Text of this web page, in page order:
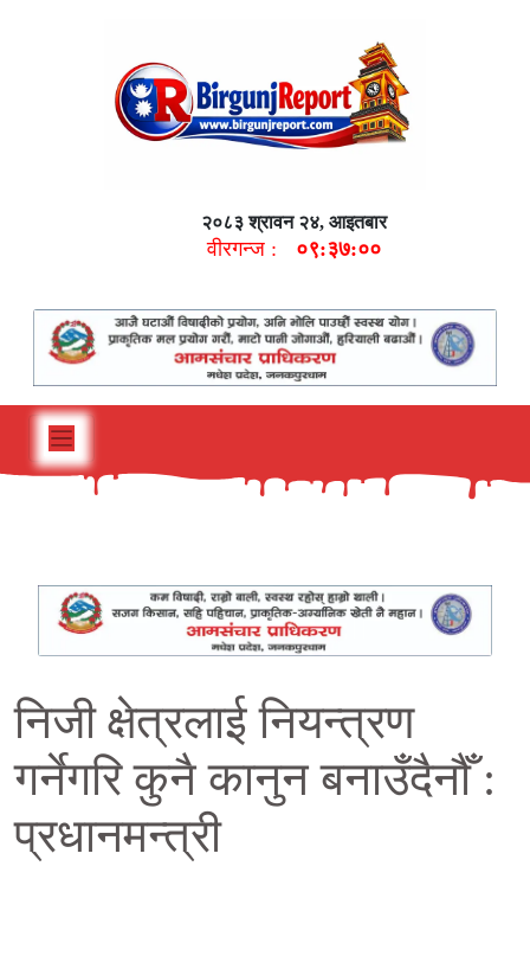
२०८३ श्रावन २४, आइतबार
वीरगन्ज : ०९:३७:०१
निजी क्षेत्रलाई नियन्त्रण
गर्नेगरि कुनै कानुन बनाउँदैनौँ :
प्रधानमन्त्री